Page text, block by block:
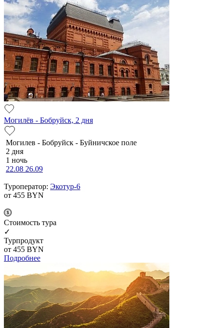
Могилёв - Бобруйск, 2 дня
Мо­ги­лев - Бобруйск - Буй­нич­ское по­ле
2 дня
1 ночь
22.08 26.09
Туроператор: Экотур-6
от 455 BYN
Cтоимость тура
✓
Турпродукт
от 455 BYN
Подробнее